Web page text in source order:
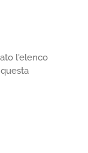
l'elenco